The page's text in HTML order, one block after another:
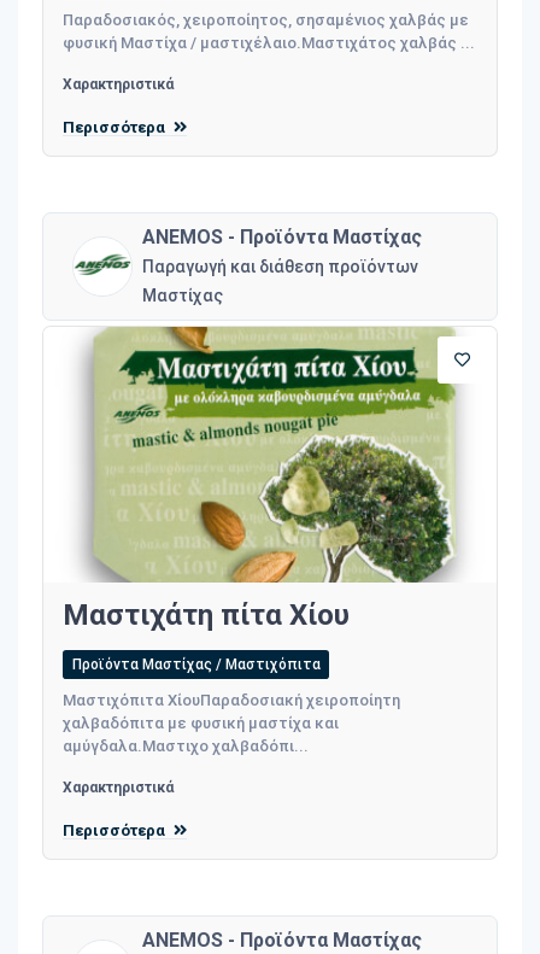
Παραδοσιακός, χειροποίητος, σησαμένιος χαλβάς με
φυσική Μαστίχα / μαστιχέλαιο.Μαστιχάτος χαλβάς ...
Χαρακτηριστικά
Περισσότερα
ANEMOS - Προϊόντα Μαστίχας
Παραγωγή και διάθεση προϊόντων
Μαστίχας
Μαστιχάτη πίτα Χίου
Προϊόντα Μαστίχας / Μαστιχόπιτα
Μαστιχόπιτα ΧίουΠαραδοσιακή χειροποίητη
χαλβαδόπιτα με φυσική μαστίχα και
αμύγδαλα.Μαστιχο χαλβαδόπι...
Χαρακτηριστικά
Περισσότερα
ANEMOS - Προϊόντα Μαστίχας